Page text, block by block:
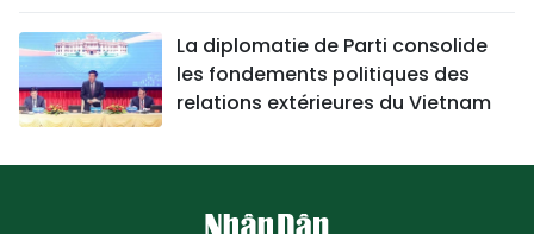
La diplomatie de Parti consolide
les fondements politiques des
relations extérieures du Vietnam